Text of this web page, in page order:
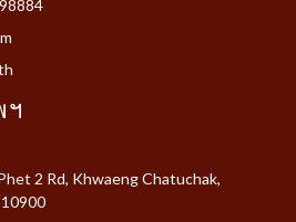
ฯ
2 Rd, Khwaeng Chatuchak,